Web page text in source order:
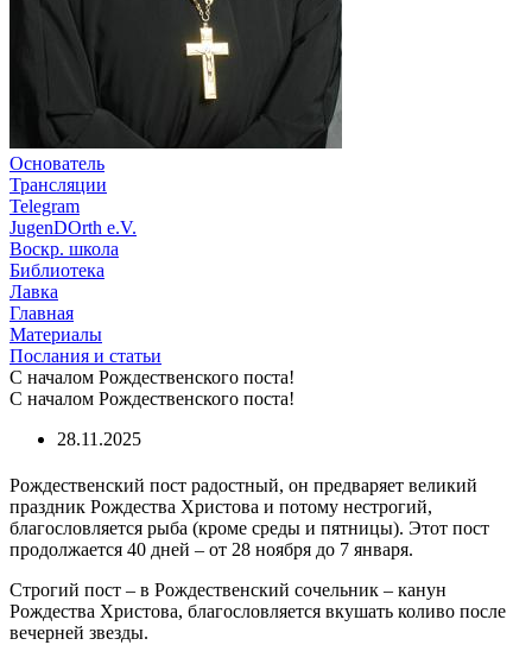
Основатель
Трансляции
Telegram
JugenDOrth e.V.
Воскр. школа
Библиотека
Лавка
Главная
Материалы
Послания и статьи
С началом Рождественского поста!
С началом Рождественского поста!
28.11.2025
Рождественский пост радостный, он предваряет великий
праздник Рождества Христова и потому нестрогий,
благословляется рыба (кроме среды и пятницы). Этот пост
продолжается 40 дней – от 28 ноября до 7 января.
Строгий пост – в Рождественский сочельник – канун
Рождества Христова, благословляется вкушать коливо после
вечерней звезды.